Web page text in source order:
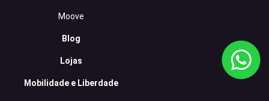
Moove
Blog
Lojas
Mobilidade e Liberdade